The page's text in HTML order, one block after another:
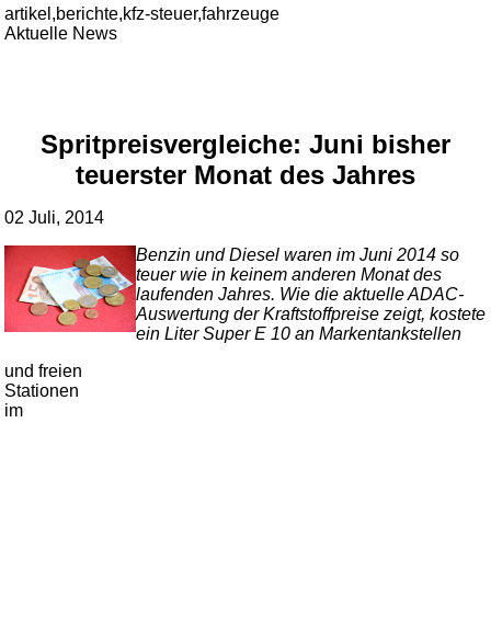
artikel,berichte,kfz-steuer,fahrzeuge
Aktuelle News
Spritpreisvergleiche: Juni bisher
teuerster Monat des Jahres
02 Juli, 2014
Benzin und Diesel waren im Juni 2014 so
teuer wie in keinem anderen Monat des
laufenden Jahres. Wie die aktuelle ADAC-
Auswertung der Kraftstoffpreise zeigt, kostete
ein Liter Super E 10 an Markentankstellen
und freien
Stationen
im